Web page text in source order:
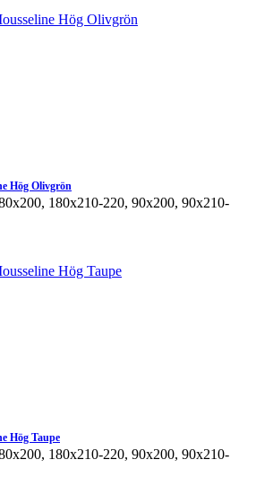
Hög Olivgrön
180x210-220, 90x200, 90x210-
Hög Taupe
180x210-220, 90x200, 90x210-